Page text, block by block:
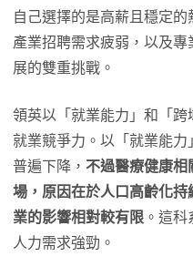
自己選擇的是高薪且穩定
產業招聘需求疲弱，以及
展的雙重挑戰。
領英以「就業能力」和「
就業競爭力。以「就業能
普遍下降， 不過醫療健康相
場，原因在於人口高齡化
業的影響相對較有限 。這
人力需求強勁。